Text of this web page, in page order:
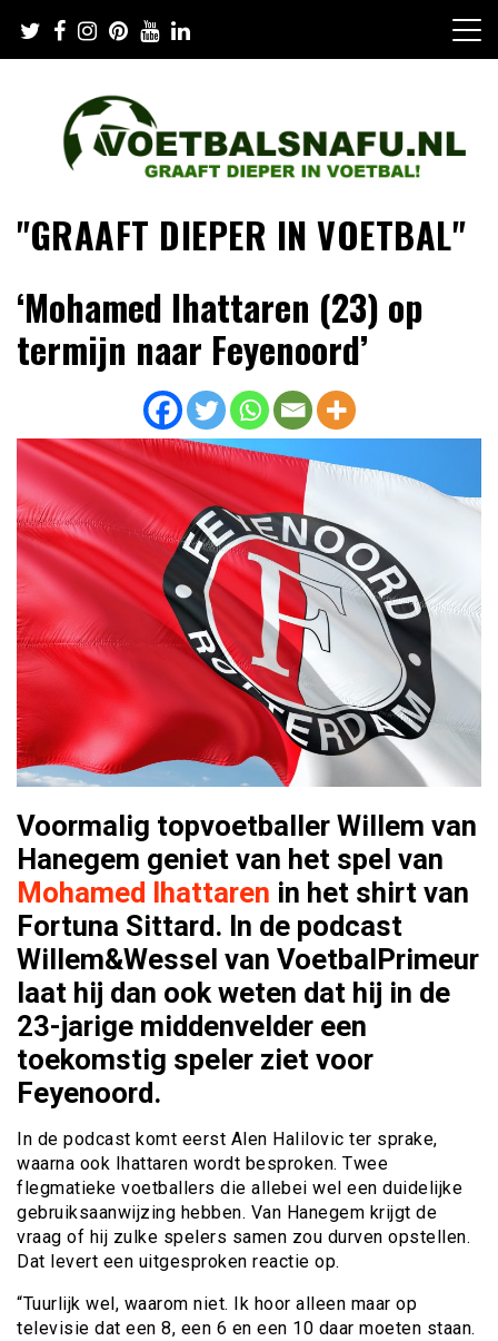
content
"GRAAFT DIEPER IN VOETBAL"
‘Mohamed Ihattaren (23) op
termijn naar Feyenoord’
Voormalig topvoetballer Willem van
Hanegem geniet van het spel van
Mohamed Ihattaren in het shirt van
Fortuna Sittard. In de podcast
Willem&Wessel van VoetbalPrimeur
laat hij dan ook weten dat hij in de
23-jarige middenvelder een
toekomstig speler ziet voor
Feyenoord.
In de podcast komt eerst Alen Halilovic ter sprake,
waarna ook Ihattaren wordt besproken. Twee
flegmatieke voetballers die allebei wel een duidelijke
gebruiksaanwijzing hebben. Van Hanegem krijgt de
vraag of hij zulke spelers samen zou durven opstellen.
Dat levert een uitgesproken reactie op.
“Tuurlijk wel, waarom niet. Ik hoor alleen maar op
televisie dat een 8, een 6 en een 10 daar moeten staan.